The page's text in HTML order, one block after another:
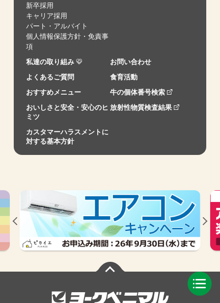
新卒採用
キャリア採用
パート・アルバイト
個人情報保護方針・免責事
項
私達の取り組み
お問い合わせ
よくあるご質問
食育活動
おすすめメニュー
牛の個体番号検索
おいしさと安全・安心のヒ
ミツ
放射性物質検査結果
カスタマーハラスメントに
対する基本方針